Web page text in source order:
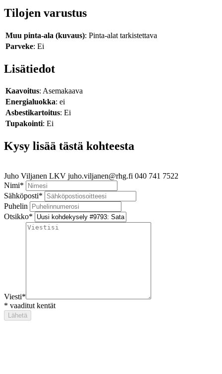
Tilojen varustus
Muu pinta-ala (kuvaus): Pinta-alat tarkistettava
Parveke: Ei
Lisätiedot
Kaavoitus: Asemakaava
Energialuokka: ei
Asbestikartoitus: Ei
Tupakointi: Ei
Kysy lisää tästä kohteesta
Juho Viljanen LKV juho.viljanen@rhg.fi 040 741 7522
Nimi*
Sähköposti*
Puhelin
Otsikko*
Viesti*
* vaaditut kentät